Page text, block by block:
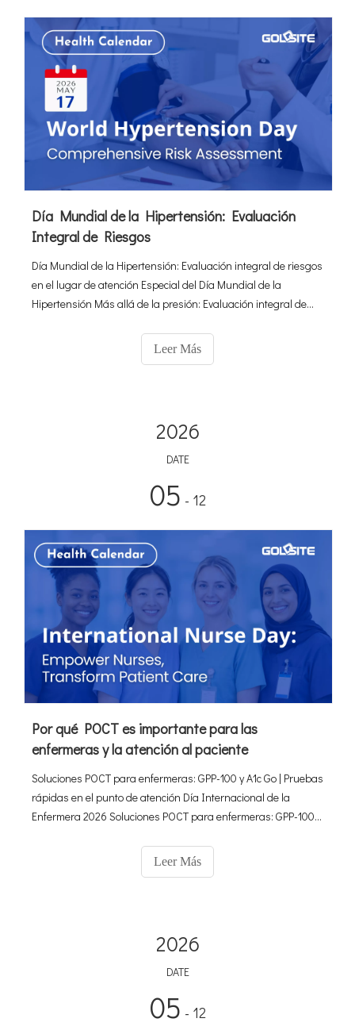
Día Mundial de la Hipertensión: Evaluación
Integral de Riesgos
Día Mundial de la Hipertensión: Evaluación integral de riesgos
en el lugar de atención Especial del Día Mundial de la
Hipertensión Más allá de la presión: Evaluación integral de
diagnóstico automatizadas de Goldsite identifican
comorbilidades y seguridad
Leer Más
2026
DATE
05 - 12
Por qué POCT es importante para las
enfermeras y la atención al paciente
Soluciones POCT para enfermeras: GPP-100 y A1c Go | Pruebas
rápidas en el punto de atención Día Internacional de la
Enfermera 2026 Soluciones POCT para enfermeras: GPP-100 y
Capacitar a las enfermeras con analizadores POCT
confiables para mejorar
Leer Más
2026
DATE
05 - 12